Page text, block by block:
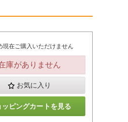
現在ご購入いただけません
庫がありません
お気に入り
ッピングカートを見る